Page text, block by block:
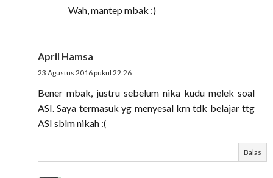
Wah, mantep mbak :)
April Hamsa
23 Agustus 2016 pukul 22.26
Bener mbak, justru sebelum nika kudu melek soal
ASI. Saya termasuk yg menyesal krn tdk belajar ttg
ASI sblm nikah :(
Balas